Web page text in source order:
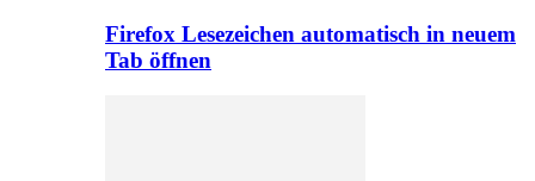
Firefox Lesezeichen automatisch in neuem
Tab öffnen